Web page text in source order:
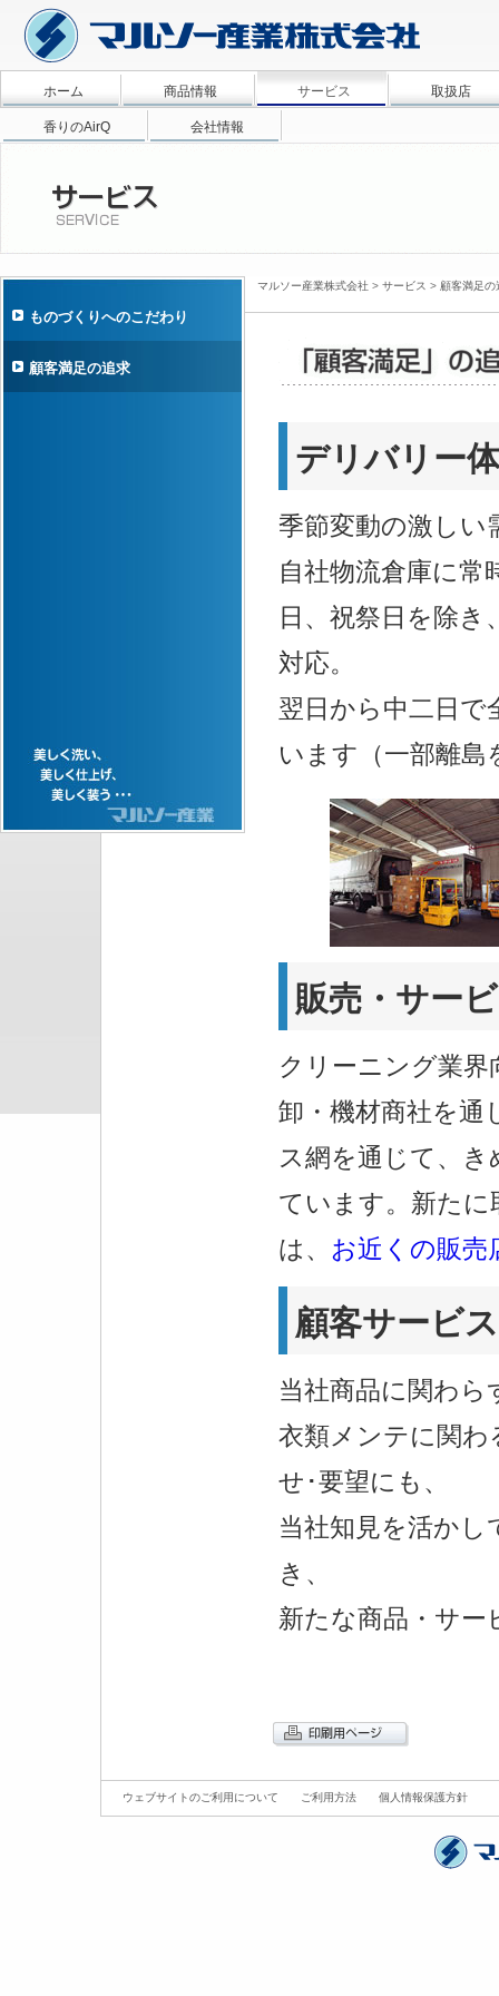
ホーム 商品情報 サービス 取扱店
香りのAirQ 会社情報
マルソー産業株式会社 > サービス > 顧客満足の
デリバリー
季節変動の激しい
自社物流倉庫に常
日、祝祭日を除
対応。
翌日から中二日で
います（一部離島
販売・サー
クリーニング業界
卸・機材商社を通
ス網を通じて、
ています。新たに
は、 お近くの販売
顧客サービス
当社商品に関わら
衣類メンテに関わ
せ･要望にも、
当社知見を活かし
き、
新たな商品・サ
ものづくりへのこだわり
顧客満足の追求
ウェブサイトのご利用について ご利用方法 個人情報保護方針